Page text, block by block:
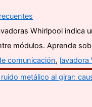
Whirlpool indica
módulos. Aprende
comunicación, lavadora